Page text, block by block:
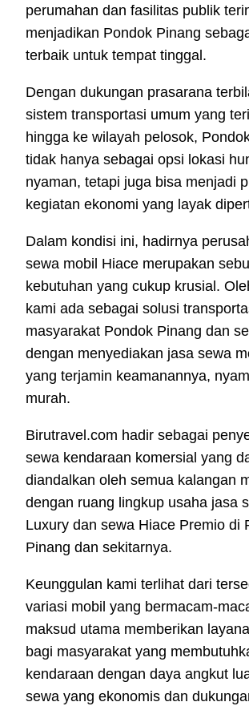
perumahan dan fasilitas publik
menjadikan Pondok Pinang
terbaik untuk tempat tinggal.
Dengan dukungan prasarana
sistem transportasi umum yang
hingga ke wilayah pelosok,
tidak hanya sebagai opsi lokasi
nyaman, tetapi juga bisa menjadi
kegiatan ekonomi yang layak
Dalam kondisi ini, hadirnya
sewa mobil Hiace merupakan
kebutuhan yang cukup krusial.
kami ada sebagai solusi
masyarakat Pondok Pinang dan
dengan menyediakan jasa sewa
yang terjamin keamanannya,
murah.
Birutravel.com hadir sebagai
sewa kendaraan komersial yang
diandalkan oleh semua kalangan
dengan ruang lingkup usaha jasa
Luxury dan sewa Hiace Premio di
Pinang dan sekitarnya.
Keunggulan kami terlihat dari
variasi mobil yang bermacam-
maksud utama memberikan
bagi masyarakat yang
kendaraan dengan daya angkut
sewa yang ekonomis dan